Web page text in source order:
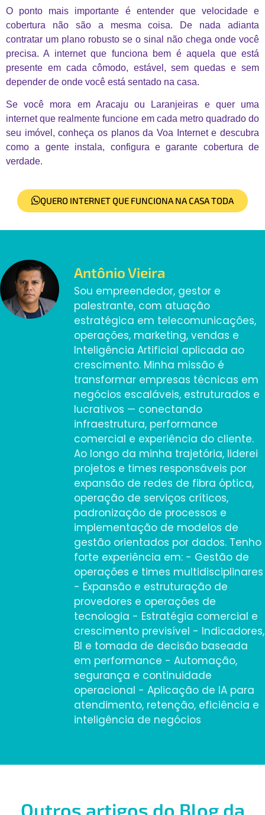
O ponto mais importante é entender que velocidade e
cobertura não são a mesma coisa. De nada adianta
contratar um plano robusto se o sinal não chega onde você
precisa. A internet que funciona bem é aquela que está
presente em cada cômodo, estável, sem quedas e sem
depender de onde você está sentado na casa.
Se você mora em Aracaju ou Laranjeiras e quer uma
internet que realmente funcione em cada metro quadrado do
seu imóvel, conheça os planos da Voa Internet e descubra
como a gente instala, configura e garante cobertura de
verdade.
QUERO INTERNET QUE FUNCIONA NA CASA TODA
Antônio Vieira
Sou empreendedor, gestor e
palestrante, com atuação
estratégica em telecomunicações,
operações, marketing, vendas e
Inteligência Artificial aplicada ao
crescimento. Minha missão é
transformar empresas técnicas em
negócios escaláveis, estruturados e
lucrativos — conectando
infraestrutura, performance
comercial e experiência do cliente.
Ao longo da minha trajetória, liderei
projetos e times responsáveis por
expansão de redes de fibra óptica,
operação de serviços críticos,
padronização de processos e
implementação de modelos de
gestão orientados por dados. Tenho
forte experiência em: - Gestão de
operações e times multidisciplinares
- Expansão e estruturação de
provedores e operações de
tecnologia - Estratégia comercial e
crescimento previsível - Indicadores,
BI e tomada de decisão baseada
em performance - Automação,
segurança e continuidade
operacional - Aplicação de IA para
atendimento, retenção, eficiência e
inteligência de negócios
Outros artigos do Blog da